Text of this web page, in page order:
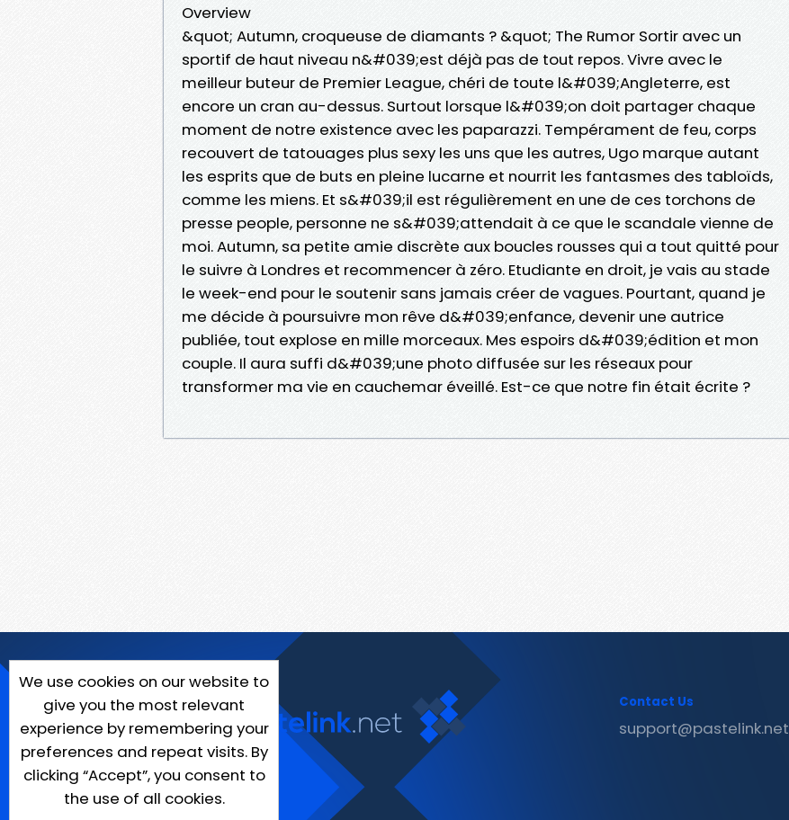
Overview
&quot; Autumn, croqueuse de diamants ? &quot; The Rumor Sortir avec un
sportif de haut niveau n&#039;est déjà pas de tout repos. Vivre avec le
meilleur buteur de Premier League, chéri de toute l&#039;Angleterre, est
encore un cran au-dessus. Surtout lorsque l&#039;on doit partager chaque
moment de notre existence avec les paparazzi. Tempérament de feu, corps
recouvert de tatouages plus sexy les uns que les autres, Ugo marque autant
les esprits que de buts en pleine lucarne et nourrit les fantasmes des tabloïds,
comme les miens. Et s&#039;il est régulièrement en une de ces torchons de
presse people, personne ne s&#039;attendait à ce que le scandale vienne de
moi. Autumn, sa petite amie discrète aux boucles rousses qui a tout quitté pour
le suivre à Londres et recommencer à zéro. Etudiante en droit, je vais au stade
le week-end pour le soutenir sans jamais créer de vagues. Pourtant, quand je
me décide à poursuivre mon rêve d&#039;enfance, devenir une autrice
publiée, tout explose en mille morceaux. Mes espoirs d&#039;édition et mon
couple. Il aura suffi d&#039;une photo diffusée sur les réseaux pour
transformer ma vie en cauchemar éveillé. Est-ce que notre fin était écrite ?
We use cookies on our website to
give you the most relevant
experience by remembering your
preferences and repeat visits. By
clicking “Accept”, you consent to
the use of all cookies.
Contact Us
support@pastelink.net